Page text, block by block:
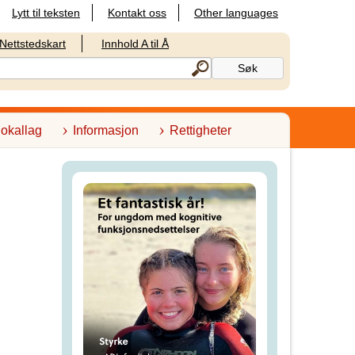
Lytt til teksten Kontakt oss Other languages
Nettstedskart Innhold A til Å
Informasjon Rettigheter